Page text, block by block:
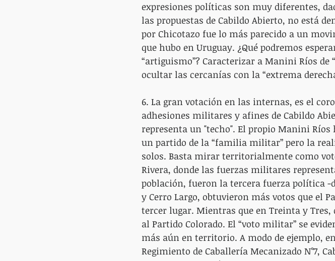
expresiones políticas son muy diferentes,
las propuestas de Cabildo Abierto, no está
por Chicotazo fue lo más parecido a un
que hubo en Uruguay. ¿Qué podremos
“artiguismo”? Caracterizar a Manini Ríos
ocultar las cercanías con la “extrema
6. La gran votación en las internas, es el
adhesiones militares y afines de Cabildo
representa un "techo". El propio Manini
un partido de la “familia militar” pero la
solos. Basta mirar territorialmente como
Rivera, donde las fuerzas militares
población, fueron la tercera fuerza política -
y Cerro Largo, obtuvieron más votos que el
tercer lugar. Mientras que en Treinta y
al Partido Colorado. El “voto militar” se
más aún en territorio. A modo de ejemplo,
Regimiento de Caballería Mecanizado N°7,